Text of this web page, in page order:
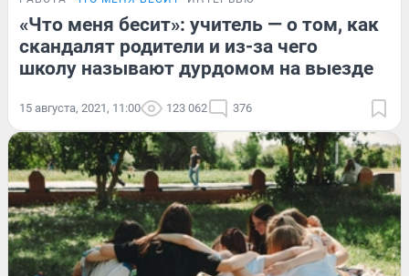
«Что меня бесит»: учитель — о том, как
скандалят родители и из-за чего
школу называют дурдомом на выезде
15 августа, 2021, 11:00 123 062 376